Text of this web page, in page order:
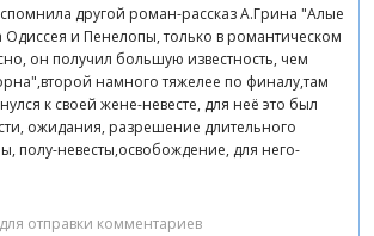
другой роман-рассказ А.Грина "Алые
Одиссея и Пенелопы, только в романтическом
он получил большую известность, чем
намного тяжелее по финалу,там
к своей жене-невесте, для неё это был
ожидания, разрешение длительного
полу-невесты,освобождение, для него-
для отправки комментариев